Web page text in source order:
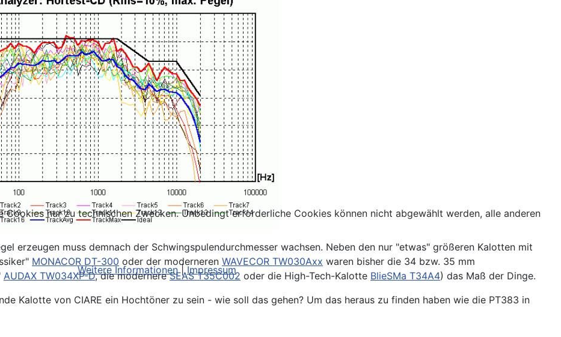
erzeugen muss demnach der Schwingspulendurchmesser wachsen. Neben den nur "etwas" größeren Kalotten mit
MONACOR DT-300 oder der moderneren WAVECOR TW030Axx waren bisher die 34 bzw. 35 mm
AUDAX TW034XP-D, die modernereSEAS T35C002 oder die High-Tech-Kalotte BlieSMa T34A4) das Maß der Dinge.
Kalotte von CIARE ein Hochtöner zu sein - wie soll das gehen? Um das heraus zu finden haben wie die PT383 in
Cookies nur zu technischen Zwecken. Unbedingt erforderliche Cookies können nicht abgewählt werden, alle anderen
Weitere Informationen|Impressum